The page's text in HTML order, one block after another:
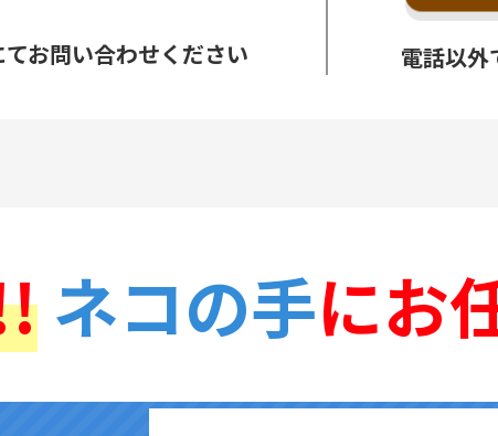
お問い合わせください 電話以
ネコの手にお